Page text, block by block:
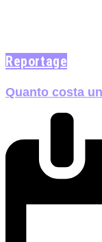
Reportage
Quanto costa